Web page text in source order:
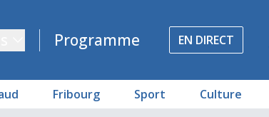
Programme EN DIRECT
Fribourg Sport Culture